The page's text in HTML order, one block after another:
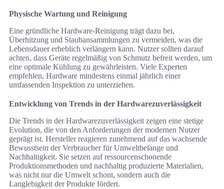
Physische Wartung und Reinigung
Eine gründliche Hardware-Reinigung trägt dazu bei,
Überhitzung und Staubansammlungen zu vermeiden, was die
Lebensdauer erheblich verlängern kann. Nutzer sollten darauf
achten, dass Geräte regelmäßig von Schmutz befreit werden, um
eine optimale Kühlung zu gewährleisten. Viele Experten
empfehlen, Hardware mindestens einmal jährlich einer
umfassenden Inspektion zu unterziehen.
Entwicklung von Trends in der Hardwarezuverlässigkeit
Die Trends in der Hardwarezuverlässigkeit zeigen eine stetige
Evolution, die von den Anforderungen der modernen Nutzer
geprägt ist. Hersteller reagieren zunehmend auf das wachsende
Bewusstsein der Verbraucher für Umweltbelange und
Nachhaltigkeit. Sie setzen auf ressourcenschonende
Produktionsmethoden und nachhaltig produzierte Materialien,
was nicht nur die Umwelt schont, sondern auch die
Langlebigkeit der Produkte fördert.